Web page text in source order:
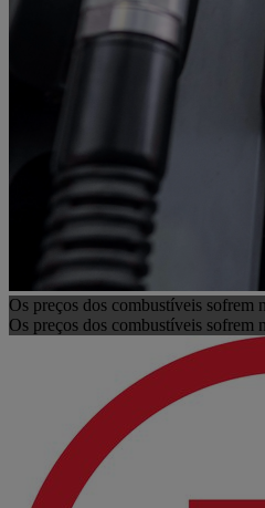
Os preços dos combustíveis sofrem
Os preços dos combustíveis sofrem